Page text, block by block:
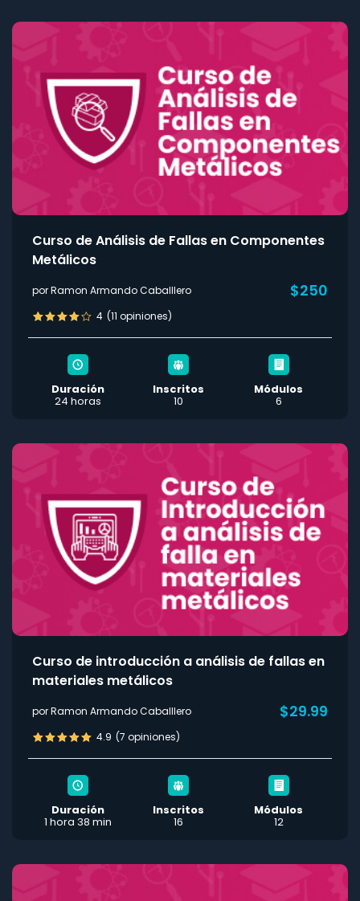
Curso de Análisis de Fallas en Componentes
Metálicos
por Ramon Armando Caballlero $250
4 (11 opiniones)
Duración
24 horas
Inscritos
10
Módulos
6
Curso de introducción a análisis de fallas en
materiales metálicos
por Ramon Armando Caballlero $29.99
4.9 (7 opiniones)
Duración
1 hora 38 min
Inscritos
16
Módulos
12